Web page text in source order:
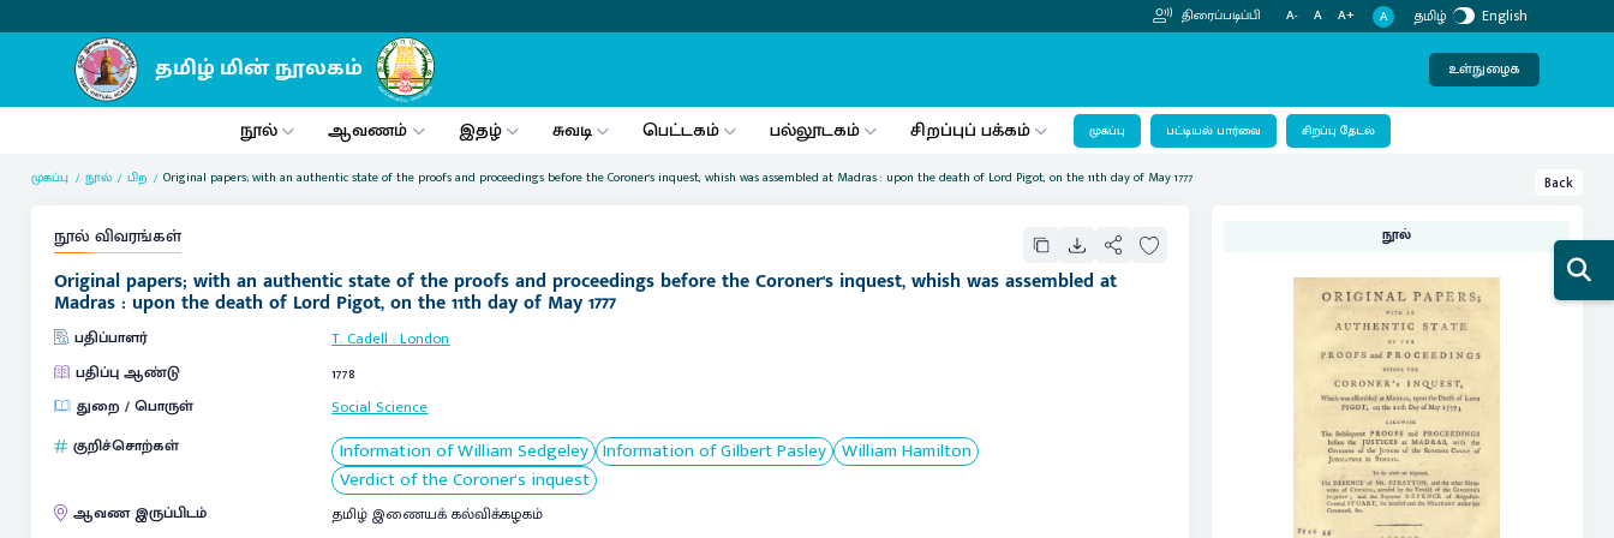
திரைப்படிப்பி A- A A+ A தமிழ் English
உள்நுழைக
நூல் ஆவணம் இதழ் சுவடி பெட்டகம் பல்லூடகம் சிறப்புப் பக்கம் முகப்பு பட்டியல் பார்வை சிறப்பு தேடல்
முகப்பு நூல் பிற Original papers; with an authentic state of the proofs and proceedings before the Coroner's inquest, whish was assembled at Madras : upon the death of Lord Pigot, on the 11th day of May 1777 Back
நூல் விவரங்கள்
Original papers; with an authentic state of the proofs and proceedings before the Coroner's inquest, whish was assembled at
Madras : upon the death of Lord Pigot, on the 11th day of May 1777
பதிப்பாளர் T. Cadell:London
பதிப்பு ஆண்டு
1778
துறை / பொருள்
Social Science
குறிச்சொற்கள்
Information of William Sedgeley Information of Gilbert Pasley William Hamilton
Verdict of the Coroner's inquest
ஆவண இருப்பிடம் தமிழ் இணையக் கல்விக்கழகம்
நூல்